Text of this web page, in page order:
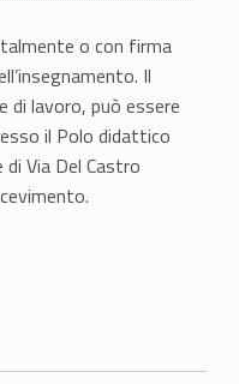
o con firma
Il
di lavoro, può essere
il Polo didattico
Via Del Castro